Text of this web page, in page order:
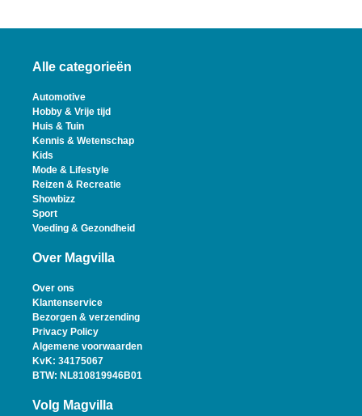
Alle categorieën
Automotive
Hobby & Vrije tijd
Huis & Tuin
Kennis & Wetenschap
Kids
Mode & Lifestyle
Reizen & Recreatie
Showbizz
Sport
Voeding & Gezondheid
Over Magvilla
Over ons
Klantenservice
Bezorgen & verzending
Privacy Policy
Algemene voorwaarden
KvK: 34175067
BTW: NL810819946B01
Volg Magvilla